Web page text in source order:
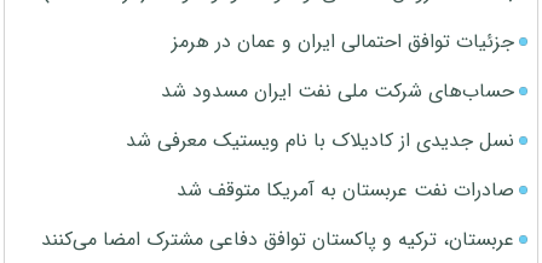
جزئیات توافق احتمالی ایران و عمان در هرمز
حساب‌های شرکت ملی نفت ایران مسدود شد
نسل جدیدی از کادیلاک با نام ویستیک معرفی شد
صادرات نفت عربستان به آمریکا متوقف شد
عربستان، ترکیه و پاکستان توافق دفاعی مشترک امضا می‌کنند